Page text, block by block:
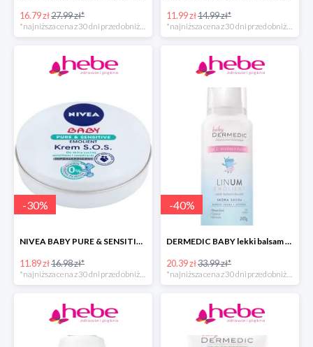
16.79 zł27.99 zł*
*najniższa cena z 30 dni przed obniżką
11.99 zł14.99 zł*
*najniższa cena z 30 dni przed obniżką
-30%
NIVEA BABY PURE & SENSITIVE krem dla dzieci
11.89 zł16.98 zł*
-40%
DERMEDIC BABY lekki balsam do ciała
20.39 zł33.99 zł*